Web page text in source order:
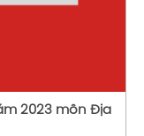
2023 môn Địa